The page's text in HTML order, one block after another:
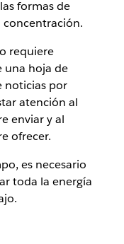
formas de
requiere
una hoja de
noticias por
atención al
enviar y al
ofrecer.
es necesario
toda la energía